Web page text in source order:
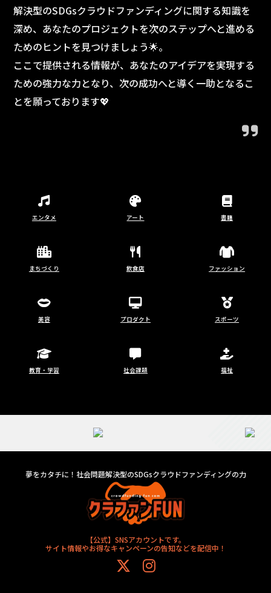
解決型のSDGsクラウドファンディングに関する知識を
深め、あなたのプロジェクトを次のステップへと進める
ためのヒントを見つけましょう🌟。
ここで提供される情報が、あなたのアイデアを実現する
ための強力な力となり、次の成功へと導く一助となるこ
とを願っております💖
エンタメ アート 書籍
まちづくり 飲食店 ファッション
美容 プロダクト スポーツ
教育・学習 社会課題 福祉
夢をカタチに！社会問題解決型のSDGsクラウドファンディングの力
【公式】SNSアカウントです。
サイト情報やお得なキャンペーンの告知などを配信中！